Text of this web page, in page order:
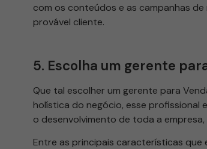
com os conteúdos e as campanhas
provável cliente.
5. Escolha um gerente
Que tal escolher um gerente para
holística do negócio, esse profissional
o desenvolvimento de toda a
Entre as principais características